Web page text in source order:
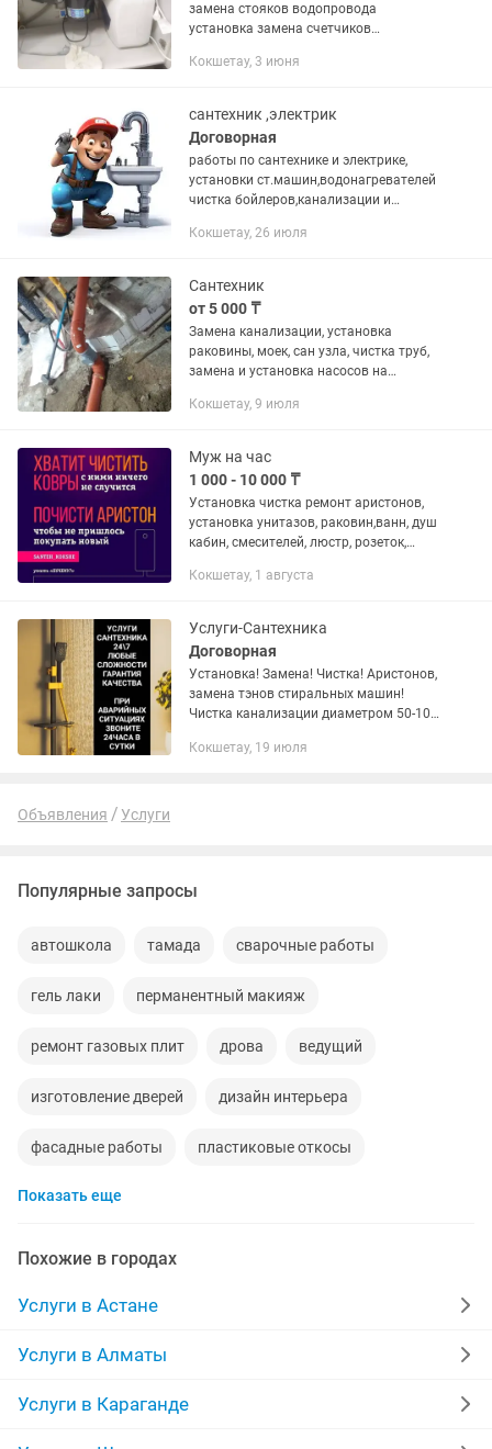
замена стояков водопровода
установка замена счетчиков
раковин замена батарейка на смс не
Кокшетау, 3 июня
сантехник ,электрик
Договорная
работы по сантехнике и электрике,
установки ст.машин,водонагревателей
чистка бойлеров,канализации и
Кокшетау, 26 июля
Сантехник
от 5 000 ₸
Замена канализации, установка
раковины, моек, сан узла, чистка труб,
замена и установка насосов на
радиаторов
Кокшетау, 9 июля
Муж на час
1 000 - 10 000 ₸
Установка чистка ремонт аристонов,
установка унитазов, раковин,ванн, душ
кабин, смесителей, люстр, розеток,
водопровода, канализации, отопления,
Кокшетау, 1 августа
Услуги-Сантехника
Договорная
Установка! Замена! Чистка! Аристонов,
замена тэнов стиральных машин!
Чистка канализации диаметром 50-100
Замена смесителей-кранов, раковин,
Кокшетау, 19 июля
Объявления Услуги
Популярные запросы
автошкола тамада сварочные работы
гель лаки перманентный макияж
ремонт газовых плит дрова ведущий
изготовление дверей дизайн интерьера
фасадные работы пластиковые откосы
наращивание ногтей
забор сто
пассажирские перевозки
кладка кирпича репетитор казахского языка
Показать еще
Похожие в городах
Услуги в Астане
Услуги в Алматы
Услуги в Караганде